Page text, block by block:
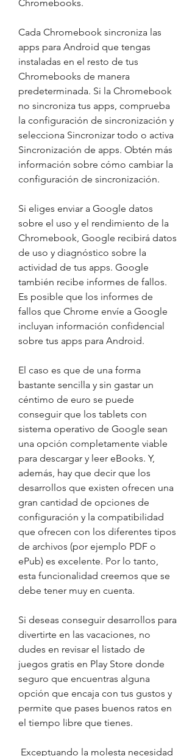
Chromebooks.
Cada Chromebook sincroniza las
apps para Android que tengas
instaladas en el resto de tus
Chromebooks de manera
predeterminada. Si la Chromebook
no sincroniza tus apps, comprueba
la configuración de sincronización y
selecciona Sincronizar todo o activa
Sincronización de apps. Obtén más
información sobre cómo cambiar la
configuración de sincronización.
Si eliges enviar a Google datos
sobre el uso y el rendimiento de la
Chromebook, Google recibirá datos
de uso y diagnóstico sobre la
actividad de tus apps. Google
también recibe informes de fallos.
Es posible que los informes de
fallos que Chrome envíe a Google
incluyan información confidencial
sobre tus apps para Android.
El caso es que de una forma
bastante sencilla y sin gastar un
céntimo de euro se puede
conseguir que los tablets con
sistema operativo de Google sean
una opción completamente viable
para descargar y leer eBooks. Y,
además, hay que decir que los
desarrollos que existen ofrecen una
gran cantidad de opciones de
configuración y la compatibilidad
que ofrecen con los diferentes tipos
de archivos (por ejemplo PDF o
ePub) es excelente. Por lo tanto,
esta funcionalidad creemos que se
debe tener muy en cuenta.
Si deseas conseguir desarrollos para
divertirte en las vacaciones, no
dudes en revisar el listado de
juegos gratis en Play Store donde
seguro que encuentras alguna
opción que encaja con tus gustos y
permite que pases buenos ratos en
el tiempo libre que tienes.